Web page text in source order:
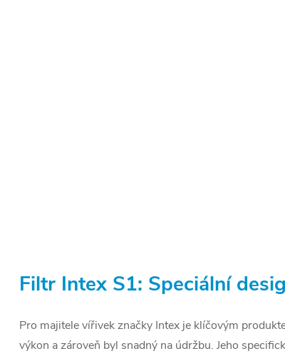
Filtr Intex S1: Speciální
Pro majitele vířivek značky Intex je klíčovým
výkon a zároveň byl snadný na údržbu. Jeho